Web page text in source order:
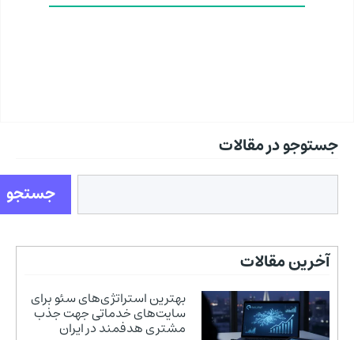
جستوجو در مقالات
جستجو
آخرین مقالات
بهترین استراتژی‌های سئو برای
سایت‌های خدماتی جهت جذب
مشتری هدفمند در ایران